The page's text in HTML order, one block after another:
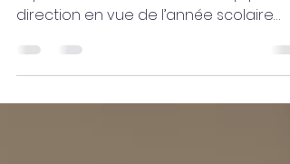
Le SSM annonce deux nominations
importantes au sein de son équipe de